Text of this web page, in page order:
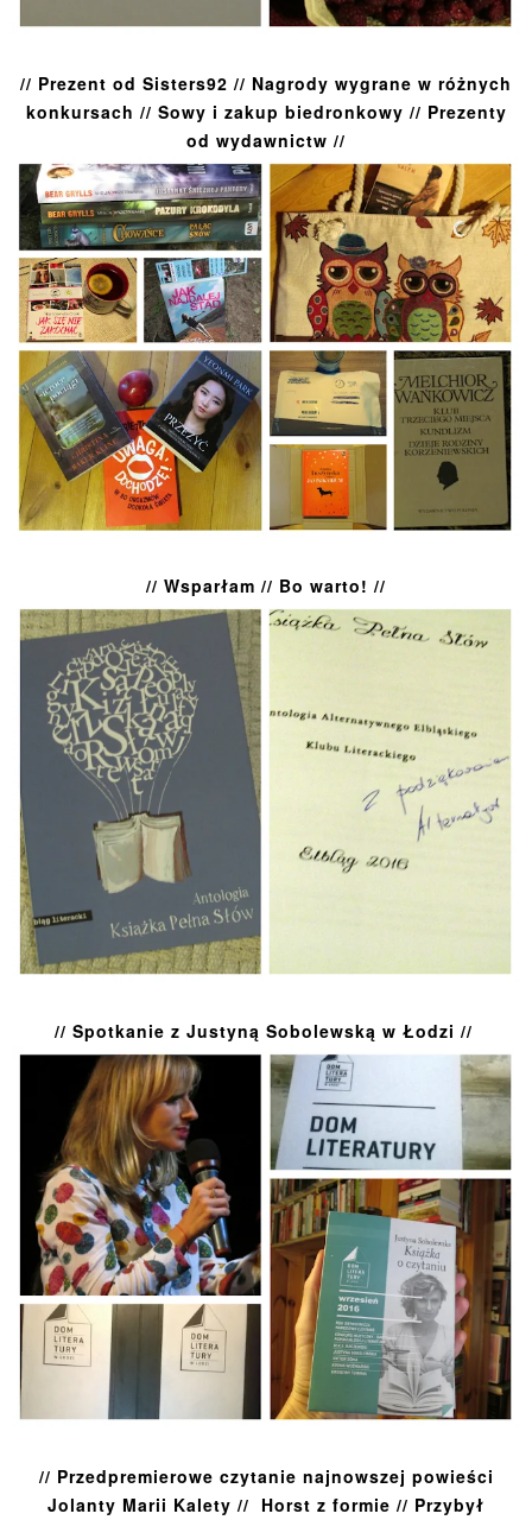
// Prezent od Sisters92 // Nagrody wygrane w różnych
konkursach // Sowy i zakup biedronkowy // Prezenty
od wydawnictw //
// Wsparłam // Bo warto! //
// Spotkanie z Justyną Sobolewską w Łodzi //
// Przedpremierowe czytanie najnowszej powieści
Jolanty Marii Kalety // Horst z formie // Przybył